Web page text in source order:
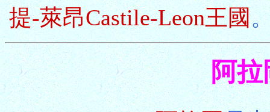
提-萊昂Castile-Leon王國
阿拉